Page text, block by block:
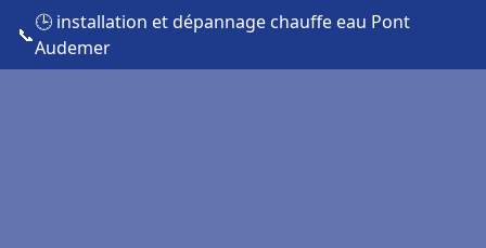
📞
🕒 installation et dépannage chauffe eau Pont
Audemer